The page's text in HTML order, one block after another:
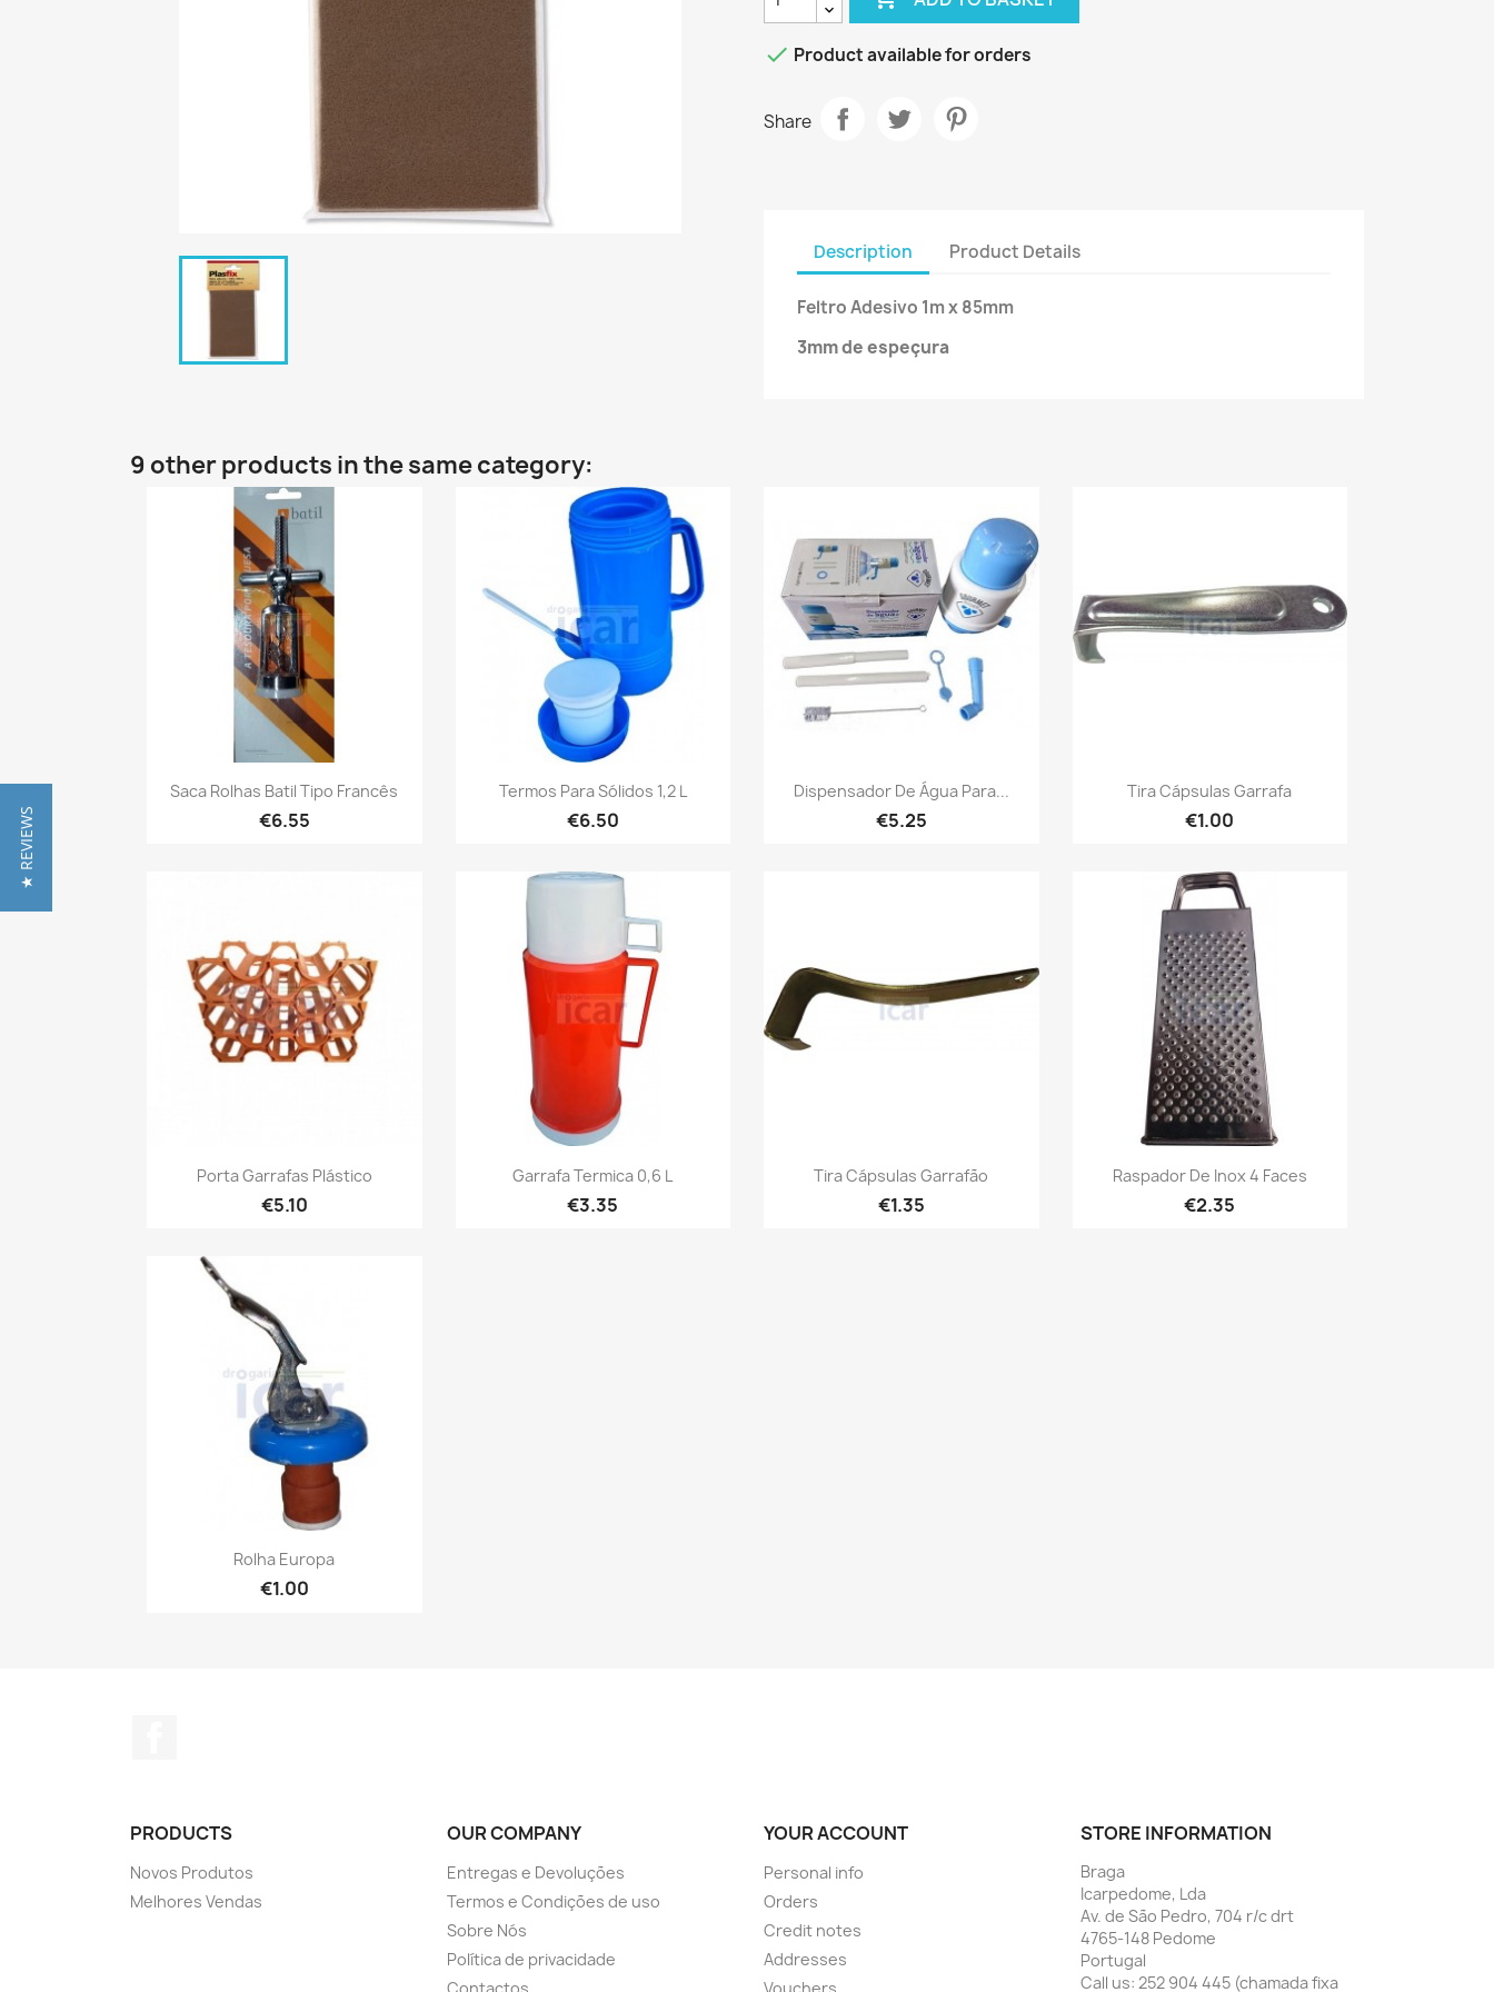
 Product available for orders
Share
Description Product Details
Feltro Adesivo 1m x 85mm
3mm de espeçura
9 other products in the same category:
Saca Rolhas Batil Tipo Francês
€6.55
Quick view Termos Para Sólidos 1,2 L
€6.50
 Quick view Dispensador De Água Para...
€5.25
Quick view Tira Cápsulas Garrafa
€1.00
Quick view
Porta Garrafas Plástico
€5.10
Quick view Garrafa Termica 0,6 L
€3.35
Quick view Tira Cápsulas Garrafão
€1.35
Quick view Raspador De Inox 4 Faces
€2.35
Quick view
Rolha Europa
€1.00
Quick view
PRODUCTS
Novos Produtos
Melhores Vendas
OUR COMPANY
Entregas e Devoluções
Termos e Condições de uso
Sobre Nós
Política de privacidade
Contactos
YOUR ACCOUNT
Personal info
Orders
Credit notes
Addresses
Vouchers
STORE INFORMATION
Braga
Icarpedome, Lda
Av. de São Pedro, 704 r/c drt
4765-148 Pedome
Portugal
Call us: 252 904 445 (chamada fixa
★ REVIEWS